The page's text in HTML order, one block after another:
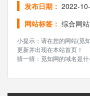
发布日期： 2022-
网站标签： 综合网站
小提示：请在您的网站(觅
更新并出现在本站首页！
猜一猜：觅知网的域名是什